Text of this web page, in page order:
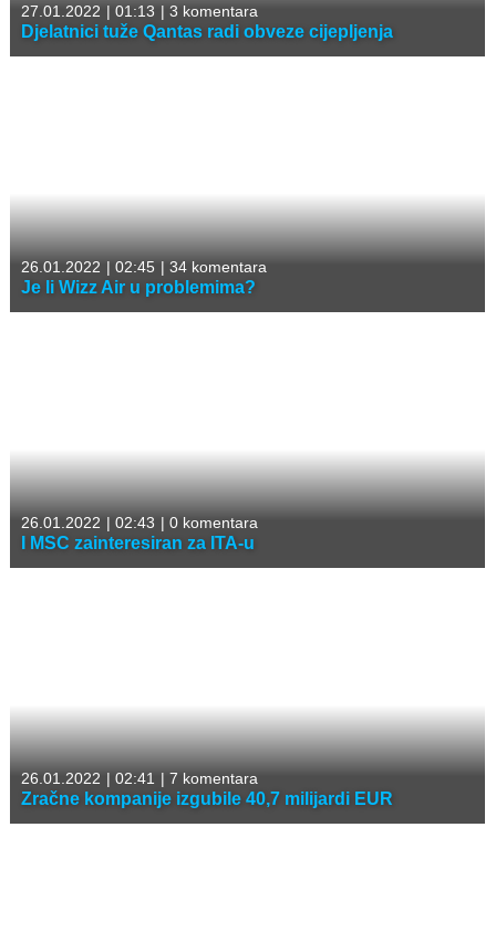
27.01.2022 | 01:13 | 3 komentara
Djelatnici tuže Qantas radi obveze cijepljenja
26.01.2022 | 02:45 | 34 komentara
Je li Wizz Air u problemima?
26.01.2022 | 02:43 | 0 komentara
I MSC zainteresiran za ITA-u
26.01.2022 | 02:41 | 7 komentara
Zračne kompanije izgubile 40,7 milijardi EUR